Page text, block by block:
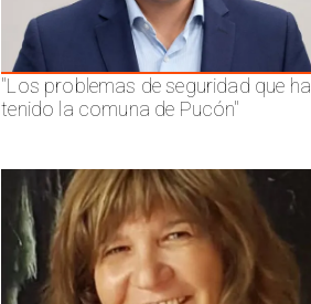
"Los problemas de seguridad que ha
tenido la comuna de Pucón"